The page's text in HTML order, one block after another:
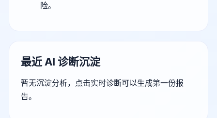
险。
最近 AI 诊断沉淀
暂无沉淀分析，点击实时诊断可以生成第一份报
告。